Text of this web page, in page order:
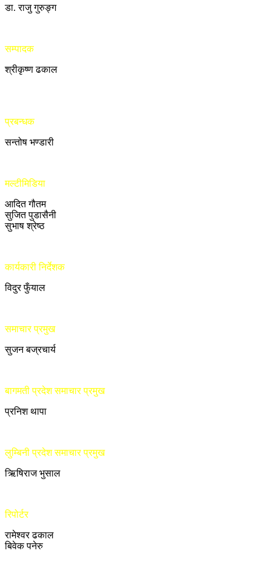
डा. राजु गुरुङ्ग
सम्पादक
श्रीकृष्ण ढकाल
प्रबन्धक
सन्तोष भण्डारी
मल्टीमिडिया
आदित गौतम
सुजित पुडासैनी
सुभाष श्रेष्ठ
कार्यकारी निर्देशक
विदुर फुँयाल
समाचार प्रमुख
सुजन बज्रचार्य
बागमती प्रदेश समाचार प्रमुख
प्रनिश थापा
लुम्बिनी प्रदेश समाचार प्रमुख
ऋिषिराज भुसाल
रिपोर्टर
रामेश्वर ढकाल
बिवेक पनेरु